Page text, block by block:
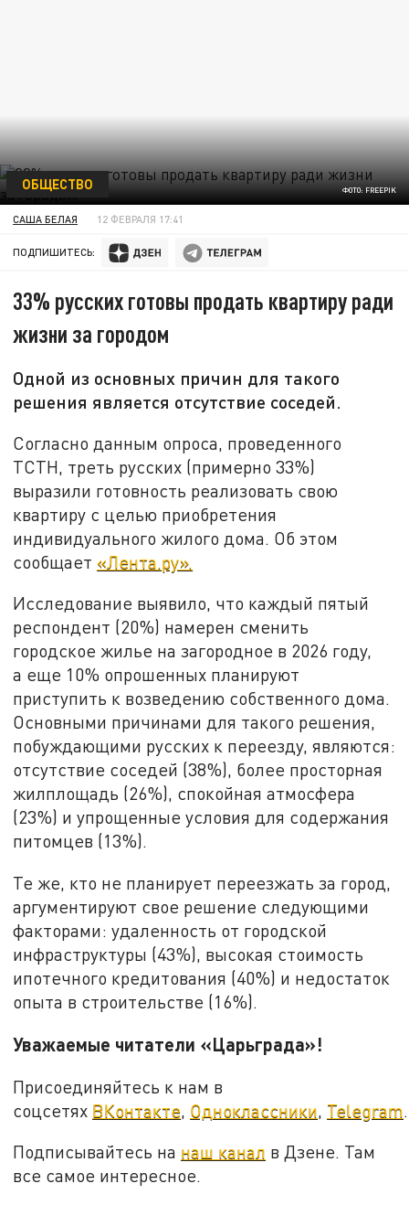
ФОТО: FREEPIK
ОБЩЕСТВО
САША БЕЛАЯ 12 ФЕВРАЛЯ 17:41
ПОДПИШИТЕСЬ:
33% русских готовы продать квартиру ради
жизни за городом
Одной из основных причин для такого
решения является отсутствие соседей.
Согласно данным опроса, проведенного
ТСТН, треть русских (примерно 33%)
выразили готовность реализовать свою
квартиру с целью приобретения
индивидуального жилого дома. Об этом
сообщает «Лента.ру».
Исследование выявило, что каждый пятый
респондент (20%) намерен сменить
городское жилье на загородное в 2026 году,
а еще 10% опрошенных планируют
приступить к возведению собственного дома.
Основными причинами для такого решения,
побуждающими русских к переезду, являются:
отсутствие соседей (38%), более просторная
жилплощадь (26%), спокойная атмосфера
(23%) и упрощенные условия для содержания
питомцев (13%).
Те же, кто не планирует переезжать за город,
аргументируют свое решение следующими
факторами: удаленность от городской
инфраструктуры (43%), высокая стоимость
ипотечного кредитования (40%) и недостаток
опыта в строительстве (16%).
Уважаемые читатели «Царьграда»!
Присоединяйтесь к нам в
соцсетях ВКонтакте Одноклассники Telegram
Подписывайтесь на наш канал в Дзене. Там
все самое интересное.